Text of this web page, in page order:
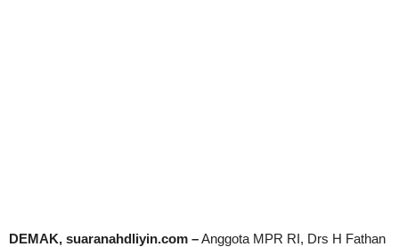
DEMAK, suaranahdliyin.com –Anggota MPR RI, Drs H Fathan